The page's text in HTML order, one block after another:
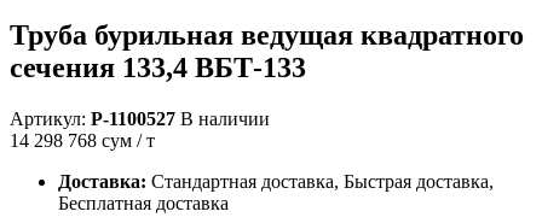
Труба бурильная ведущая квадратного
сечения 133,4 ВБТ-133
Артикул: P-1100527 В наличии
14 298 768 сум / т
Доставка: Стандартная доставка, Быстрая доставка,
Бесплатная доставка